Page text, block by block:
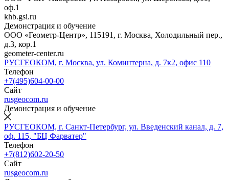
оф.1
khb.gsi.ru
Демонстрация и обучение
ООО «Геометр-Центр», 115191, г. Москва, Холодильный пер.,
д.3, кор.1
geometer-center.ru
РУСГЕОКОМ, г. Москва, ул. Коминтерна, д. 7к2, офис 110
Телефон
+7(495)604-00-00
Сайт
rusgeocom.ru
Демонстрация и обучение
РУСГЕОКОМ, г. Санкт-Петербург, ул. Введенский канал, д. 7,
оф. 115, "БЦ Фарватер"
Телефон
+7(812)602-20-50
Сайт
rusgeocom.ru